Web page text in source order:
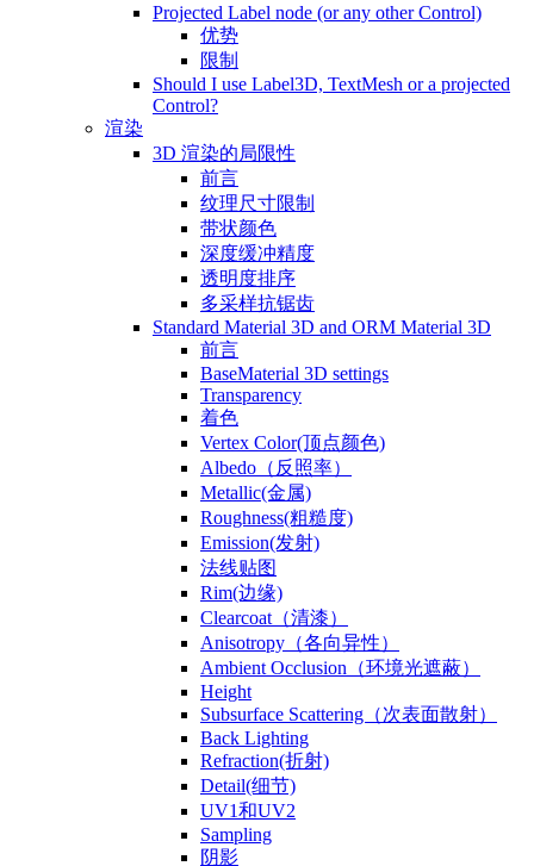
Projected Label node (or any other Control)
优势
限制
Should I use Label3D, TextMesh or a projected
Control?
渲染
3D 渲染的局限性
前言
纹理尺寸限制
带状颜色
深度缓冲精度
透明度排序
多采样抗锯齿
Standard Material 3D and ORM Material 3D
前言
BaseMaterial 3D settings
Transparency
着色
Vertex Color(顶点颜色)
Albedo（反照率）
Metallic(金属)
Roughness(粗糙度)
Emission(发射)
法线贴图
Rim(边缘)
Clearcoat（清漆）
Anisotropy（各向异性）
Ambient Occlusion（环境光遮蔽）
Height
Subsurface Scattering（次表面散射）
Back Lighting
Refraction(折射)
Detail(细节)
UV1和UV2
Sampling
阴影